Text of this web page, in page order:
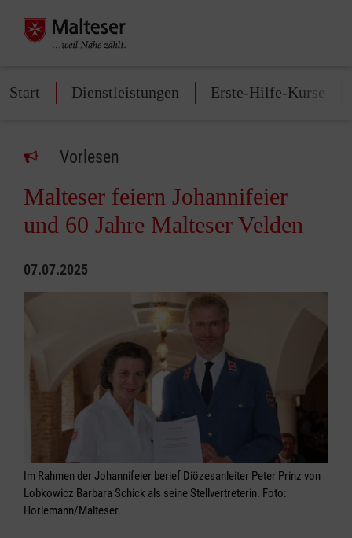
Start Dienstleistungen Erste-Hilfe-Kurse
Vorlesen
Malteser feiern Johannifeier
und 60 Jahre Malteser Velden
07.07.2025
Im Rahmen der Johannifeier berief Diözesanleiter Peter Prinz von
Lobkowicz Barbara Schick als seine Stellvertreterin. Foto:
Horlemann/Malteser.